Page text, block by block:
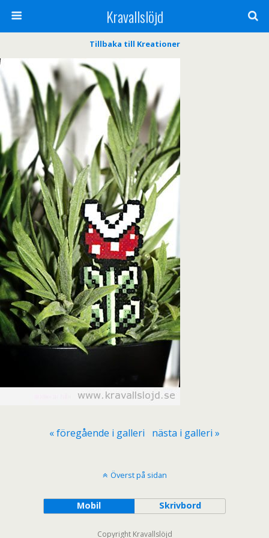
Kravallslöjd
Tillbaka till Kreationer
« föregående i galleri nästa i galleri »
Överst på sidan
Mobil Skrivbord
Copyright Kravallslöjd